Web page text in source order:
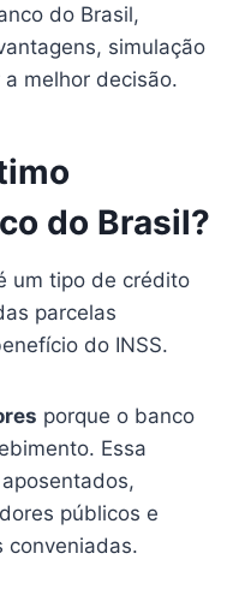
do Brasil,
simulação
melhor decisão.
do Brasil?
um tipo de crédito
parcelas
do INSS.
porque o banco
Essa
públicos e
conveniadas.